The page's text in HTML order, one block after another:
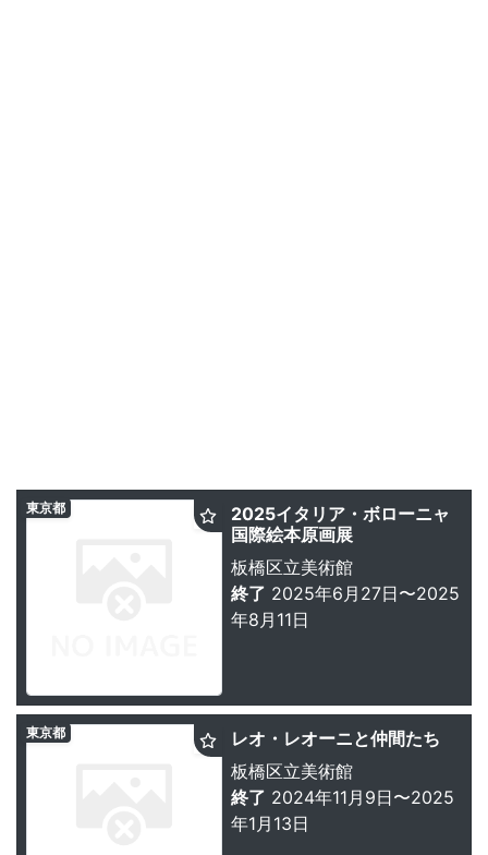
2025イタリア・ボローニャ
国際絵本原画展
板橋区立美術館
終了 2025年6月27日〜2025
年8月11日
東京都
レオ・レオーニと仲間たち
板橋区立美術館
終了 2024年11月9日〜2025
年1月13日
東京都